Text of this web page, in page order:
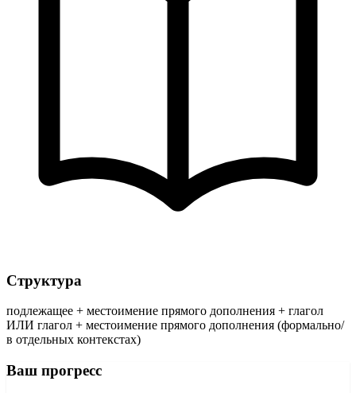
Структура
подлежащее + местоимение прямого дополнения + глагол
ИЛИ глагол + местоимение прямого дополнения (формально/
в отдельных контекстах)
Ваш прогресс